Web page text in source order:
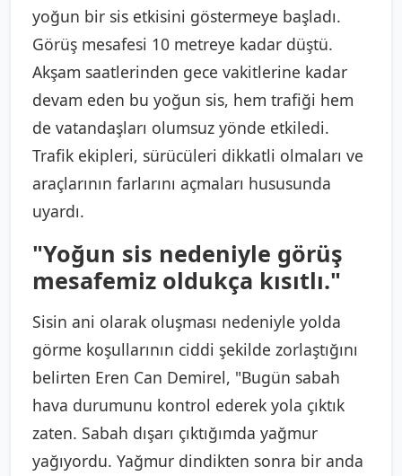
yoğun bir sis etkisini göstermeye başladı.
Görüş mesafesi 10 metreye kadar düştü.
Akşam saatlerinden gece vakitlerine kadar
devam eden bu yoğun sis, hem trafiği hem
de vatandaşları olumsuz yönde etkiledi.
Trafik ekipleri, sürücüleri dikkatli olmaları ve
araçlarının farlarını açmaları hususunda
uyardı.
"Yoğun sis nedeniyle görüş
mesafemiz oldukça kısıtlı."
Sisin ani olarak oluşması nedeniyle yolda
görme koşullarının ciddi şekilde zorlaştığını
belirten Eren Can Demirel, "Bugün sabah
hava durumunu kontrol ederek yola çıktık
zaten. Sabah dışarı çıktığımda yağmur
yağıyordu. Yağmur dindikten sonra bir anda